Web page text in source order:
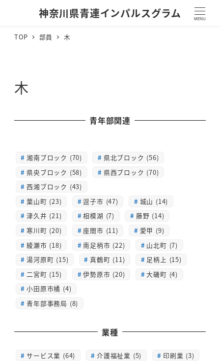
神奈川県青連インパルスグラム MENU
TOP 部員 木
木
青年部関連
湘南ブロック (70)
県北ブロック (56)
県央ブロック (58)
県西ブロック (70)
西湘ブロック (43)
葉山町 (23)
逗子市 (47)
城山 (14)
津久井 (21)
相模湖 (7)
藤野 (14)
寒川町 (20)
座間市 (11)
愛甲 (9)
綾瀬市 (18)
南足柄市 (22)
山北町 (7)
湯河原町 (15)
真鶴町 (11)
足柄上 (15)
二宮町 (15)
伊勢原市 (20)
大磯町 (4)
小田原市橘 (4)
青年部事務局 (8)
業種
サービス業 (64) 介護福祉業 (5)
印刷業 (3)